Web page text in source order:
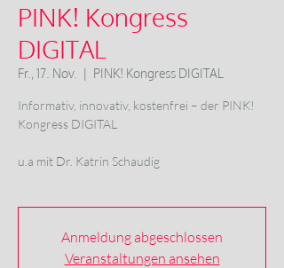
PINK! Kongress
DIGITAL
Fr., 17. Nov.
  |
PINK! Kongress DIGITAL
Informativ, innovativ, kostenfrei – der PINK!
Kongress DIGITAL
u.a mit Dr. Katrin Schaudig
Anmeldung abgeschlossen
Veranstaltungen ansehen